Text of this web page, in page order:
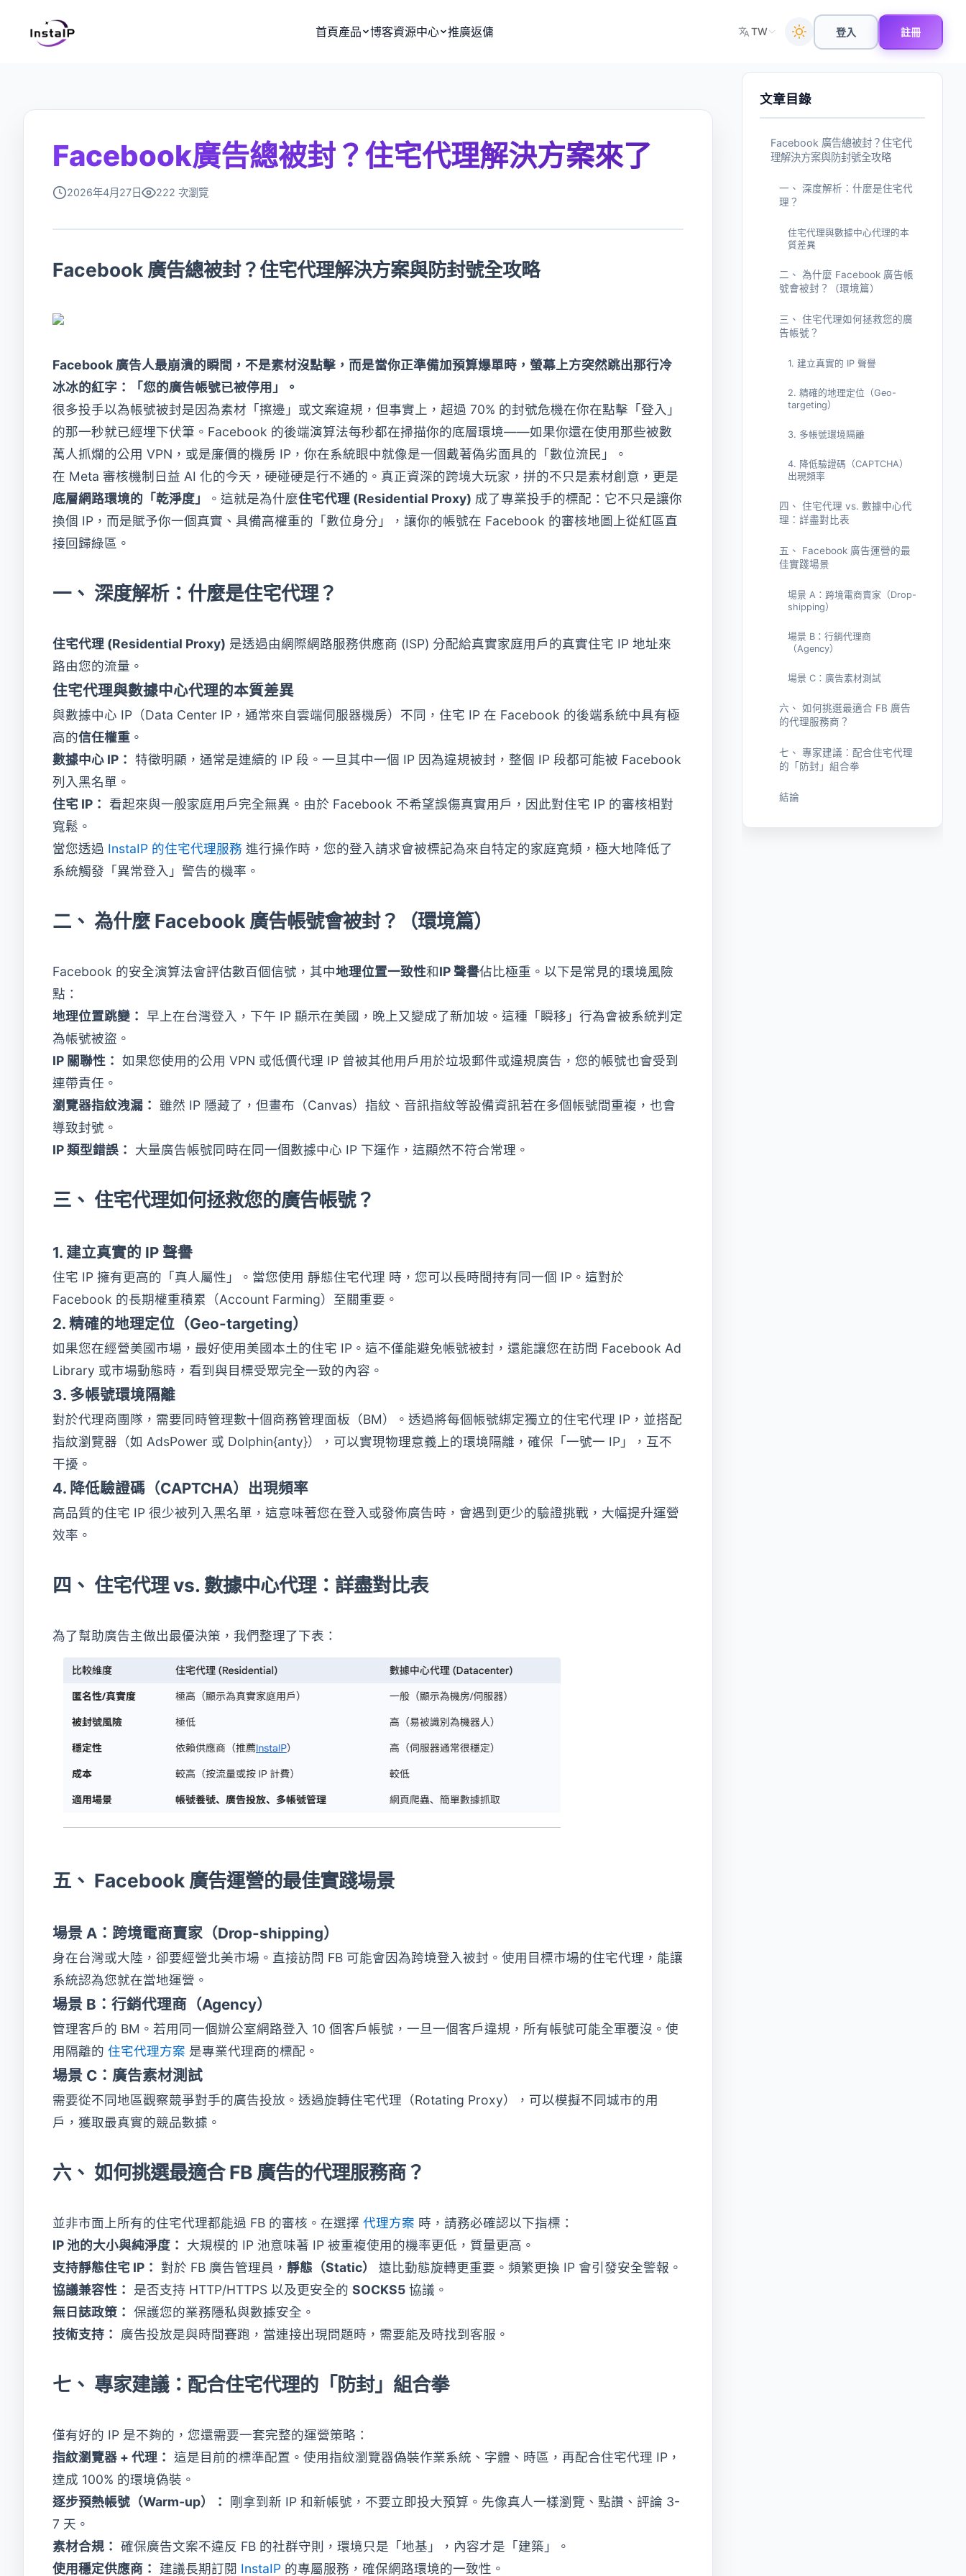
首頁產品 博客資源中心 推廣返傭 TW 登入 註冊
Facebook廣告總被封？住宅代理解決方案來了
2026年4月27日 222 次瀏覽
Facebook 廣告總被封？住宅代理解決方案與防封號全攻略
Facebook 廣告人最崩潰的瞬間，不是素材沒點擊，而是當你正準備加預算爆單時，螢幕上方突然跳出那行冷
冰冰的紅字：「您的廣告帳號已被停用」。
很多投手以為帳號被封是因為素材「擦邊」或文案違規，但事實上，超過 70% 的封號危機在你在點擊「登入」
的那一秒就已經埋下伏筆。Facebook 的後端演算法每秒都在掃描你的底層環境——如果你還在使用那些被數
萬人抓爛的公用 VPN，或是廉價的機房 IP，你在系統眼中就像是一個戴著偽劣面具的「數位流民」。
在 Meta 審核機制日益 AI 化的今天，硬碰硬是行不通的。真正資深的跨境大玩家，拼的不只是素材創意，更是
底層網路環境的「乾淨度」
。這就是為什麼住宅代理 (Residential Proxy) 成了專業投手的標配：它不只是讓你
換個 IP，而是賦予你一個真實、具備高權重的「數位身分」，讓你的帳號在 Facebook 的審核地圖上從紅區直
接回歸綠區。
一、 深度解析：什麼是住宅代理？
住宅代理 (Residential Proxy) 是透過由網際網路服務供應商 (ISP) 分配給真實家庭用戶的真實住宅 IP 地址來
路由您的流量。
住宅代理與數據中心代理的本質差異
與數據中心 IP（Data Center IP，通常來自雲端伺服器機房）不同，住宅 IP 在 Facebook 的後端系統中具有極
高的信任權重 。
數據中心 IP： 特徵明顯，通常是連續的 IP 段。一旦其中一個 IP 因為違規被封，整個 IP 段都可能被 Facebook
列入黑名單。
住宅 IP： 看起來與一般家庭用戶完全無異。由於 Facebook 不希望誤傷真實用戶，因此對住宅 IP 的審核相對
寬鬆。
當您透過 InstaIP 的住宅代理服務 進行操作時，您的登入請求會被標記為來自特定的家庭寬頻，極大地降低了
系統觸發「異常登入」警告的機率。
二、 為什麼 Facebook 廣告帳號會被封？（環境篇）
Facebook 的安全演算法會評估數百個信號，其中地理位置一致性和IP 聲譽佔比極重。以下是常見的環境風險
點：
地理位置跳變： 早上在台灣登入，下午 IP 顯示在美國，晚上又變成了新加坡。這種「瞬移」行為會被系統判定
為帳號被盜。
IP 關聯性： 如果您使用的公用 VPN 或低價代理 IP 曾被其他用戶用於垃圾郵件或違規廣告，您的帳號也會受到
連帶責任。
瀏覽器指紋洩漏：
雖然 IP 隱藏了，但畫布（Canvas）指紋、音訊指紋等設備資訊若在多個帳號間重複，也會
導致封號。
IP 類型錯誤：
大量廣告帳號同時在同一個數據中心 IP 下運作，這顯然不符合常理。
三、 住宅代理如何拯救您的廣告帳號？
1. 建立真實的 IP 聲譽
住宅 IP 擁有更高的「真人屬性」。當您使用 靜態住宅代理 時，您可以長時間持有同一個 IP。這對於
Facebook 的長期權重積累（Account Farming）至關重要。
2. 精確的地理定位（Geo-targeting）
如果您在經營美國市場，最好使用美國本土的住宅 IP。這不僅能避免帳號被封，還能讓您在訪問 Facebook Ad
Library 或市場動態時，看到與目標受眾完全一致的內容。
3. 多帳號環境隔離
對於代理商團隊，需要同時管理數十個商務管理面板（BM）。透過將每個帳號綁定獨立的住宅代理 IP，並搭配
指紋瀏覽器（如 AdsPower 或 Dolphin{anty}），可以實現物理意義上的環境隔離，確保「一號一 IP」，互不
干擾。
4. 降低驗證碼（CAPTCHA）出現頻率
高品質的住宅 IP 很少被列入黑名單，這意味著您在登入或發佈廣告時，會遇到更少的驗證挑戰，大幅提升運營
效率。
四、 住宅代理 vs. 數據中心代理：詳盡對比表
為了幫助廣告主做出最優決策，我們整理了下表：
五、 Facebook 廣告運營的最佳實踐場景
場景 A：跨境電商賣家（Drop-shipping）
身在台灣或大陸，卻要經營北美市場。直接訪問 FB 可能會因為跨境登入被封。使用目標市場的住宅代理，能讓
系統認為您就在當地運營。
場景 B：行銷代理商（Agency）
管理客戶的 BM。若用同一個辦公室網路登入 10 個客戶帳號，一旦一個客戶違規，所有帳號可能全軍覆沒。使
用隔離的 住宅代理方案 是專業代理商的標配。
場景 C：廣告素材測試
需要從不同地區觀察競爭對手的廣告投放。透過旋轉住宅代理（Rotating Proxy），可以模擬不同城市的用
戶，獲取最真實的競品數據。
六、 如何挑選最適合 FB 廣告的代理服務商？
並非市面上所有的住宅代理都能過 FB 的審核。在選擇 代理方案 時，請務必確認以下指標：
IP 池的大小與純淨度：
大規模的 IP 池意味著 IP 被重複使用的機率更低，質量更高。
支持靜態住宅 IP： 對於 FB 廣告管理員， 靜態（Static）
遠比動態旋轉更重要。頻繁更換 IP 會引發安全警報。
協議兼容性：
是否支持 HTTP/HTTPS 以及更安全的 SOCKS5 協議。
無日誌政策： 保護您的業務隱私與數據安全。
技術支持：
廣告投放是與時間賽跑，當連接出現問題時，需要能及時找到客服。
七、 專家建議：配合住宅代理的「防封」組合拳
僅有好的 IP 是不夠的，您還需要一套完整的運營策略：
指紋瀏覽器 + 代理： 這是目前的標準配置。使用指紋瀏覽器偽裝作業系統、字體、時區，再配合住宅代理 IP，
達成 100% 的環境偽裝。
逐步預熱帳號（Warm-up）：
剛拿到新 IP 和新帳號，不要立即投大預算。先像真人一樣瀏覽、點讚、評論 3-
7 天。
素材合規： 確保廣告文案不違反 FB 的社群守則，環境只是「地基」，內容才是「建築」。
使用穩定供應商：
建議長期訂閱 InstaIP 的專屬服務，確保網路環境的一致性。
文章目錄
Facebook 廣告總被封？住宅代
理解決方案與防封號全攻略
一、 深度解析：什麼是住宅代
理？
住宅代理與數據中心代理的本
質差異
二、 為什麼 Facebook 廣告帳
號會被封？（環境篇）
三、 住宅代理如何拯救您的廣
告帳號？
1. 建立真實的 IP 聲譽
2. 精確的地理定位（Geo-
targeting）
3. 多帳號環境隔離
4. 降低驗證碼（CAPTCHA）
出現頻率
四、 住宅代理 vs. 數據中心代
理：詳盡對比表
五、 Facebook 廣告運營的最
佳實踐場景
場景 A：跨境電商賣家（Drop-
shipping）
場景 B：行銷代理商
（Agency）
場景 C：廣告素材測試
六、 如何挑選最適合 FB 廣告
的代理服務商？
七、 專家建議：配合住宅代理
的「防封」組合拳
結論